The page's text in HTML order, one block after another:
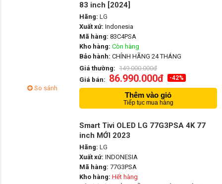
So sánh
83 inch [2024]
Hãng: LG
Xuất xứ: Indonesia
Mã hàng: 83C4PSA
Kho hàng: Còn hàng
Bảo hành: CHÍNH HÃNG 24 THÁNG
Giá thường: 149.000.000đ
Giá bán: 86.990.000đ -42%
Thêm vào giỏ
Tiếp tục mua hàng
Smart Tivi OLED LG 77G3PSA 4K 77
inch MỚI 2023
Hãng: LG
Xuất xứ: INDONESIA
Mã hàng: 77G3PSA
Kho hàng: Hết hàng